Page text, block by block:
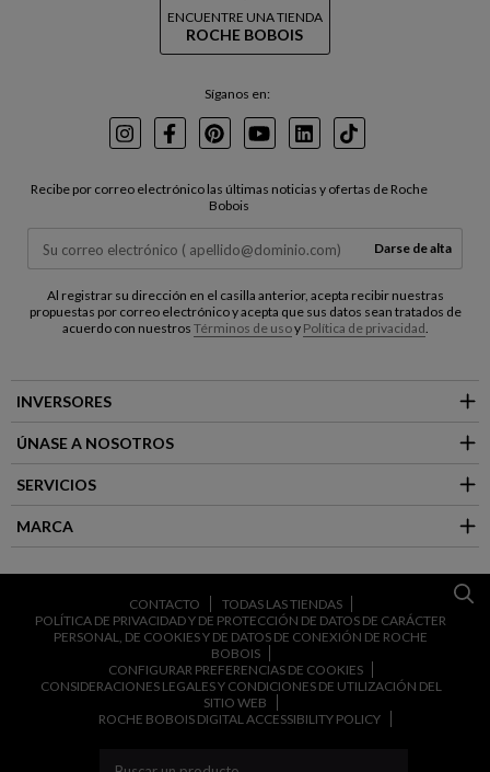
ENCUENTRE UNA TIENDA
ROCHE BOBOIS
Síganos en:
InstagramFacebookPinterest
YoutubeLinkedInTikTok
Recibe por correo electrónico las últimas noticias y ofertas de Roche
Bobois
Darse de alta
Al registrar su dirección en el casilla anterior, acepta recibir nuestras
propuestas por correo electrónico y acepta que sus datos sean tratados de
acuerdo con nuestros Términos de usoy Política de privacidad
INVERSORES
ÚNASE A NOSOTROS
SERVICIOS
MARCA
CONTACTO
TODAS LAS TIENDAS
POLÍTICA DE PRIVACIDAD Y DE PROTECCIÓN DE DATOS DE CARÁCTER
PERSONAL, DE COOKIES Y DE DATOS DE CONEXIÓN DE ROCHE
BOBOIS
CONFIGURAR PREFERENCIAS DE COOKIES
CONSIDERACIONES LEGALES Y CONDICIONES DE UTILIZACIÓN DEL
SITIO WEB
ROCHE BOBOIS DIGITAL ACCESSIBILITY POLICY